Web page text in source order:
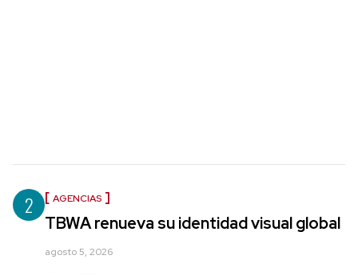
2 AGENCIAS
TBWA renueva su identidad visual global
agosto 5, 2026